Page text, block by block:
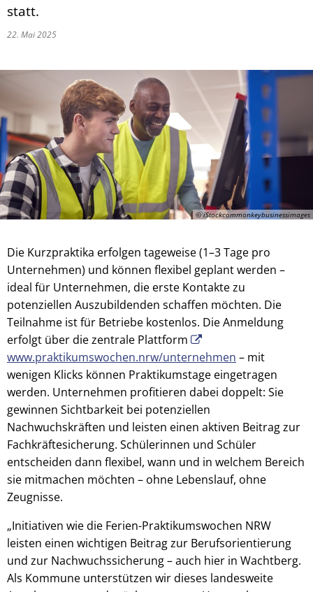
statt.
22. Mai 2025
© iStockcommonkeybusinessimages
Die Kurzpraktika erfolgen tageweise (1–3 Tage pro
Unternehmen) und können flexibel geplant werden –
ideal für Unternehmen, die erste Kontakte zu
potenziellen Auszubildenden schaffen möchten. Die
Teilnahme ist für Betriebe kostenlos. Die Anmeldung
erfolgt über die zentrale Plattform
www.praktikumswochen.nrw/unternehmen – mit
wenigen Klicks können Praktikumstage eingetragen
werden. Unternehmen profitieren dabei doppelt: Sie
gewinnen Sichtbarkeit bei potenziellen
Nachwuchskräften und leisten einen aktiven Beitrag zur
Fachkräftesicherung. Schülerinnen und Schüler
entscheiden dann flexibel, wann und in welchem Bereich
sie mitmachen möchten – ohne Lebenslauf, ohne
Zeugnisse.
„Initiativen wie die Ferien-Praktikumswochen NRW
leisten einen wichtigen Beitrag zur Berufsorientierung
und zur Nachwuchssicherung – auch hier in Wachtberg.
Als Kommune unterstützen wir dieses landesweite